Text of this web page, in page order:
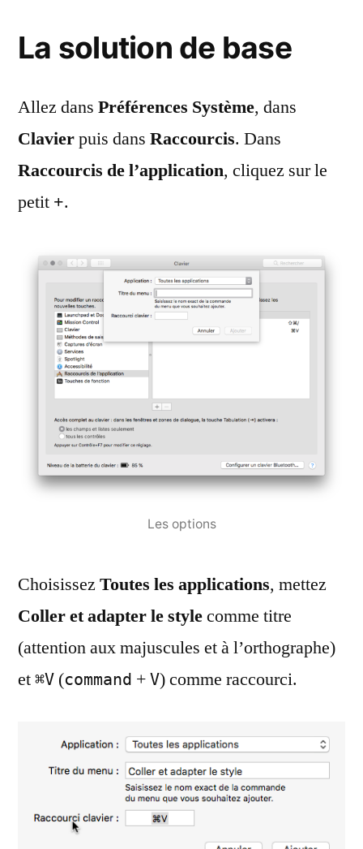
La solution de base
Allez dans Préférences Système, dans
Clavierpuis dans Raccourcis. Dans
Raccourcis de l’application, cliquez sur le
petit +.
Les options
Choisissez Toutes les applications, mettez
Coller et adapter le stylecomme titre
(attention aux majuscules et à l’orthographe)
et ⌘V (command + V) comme raccourci.